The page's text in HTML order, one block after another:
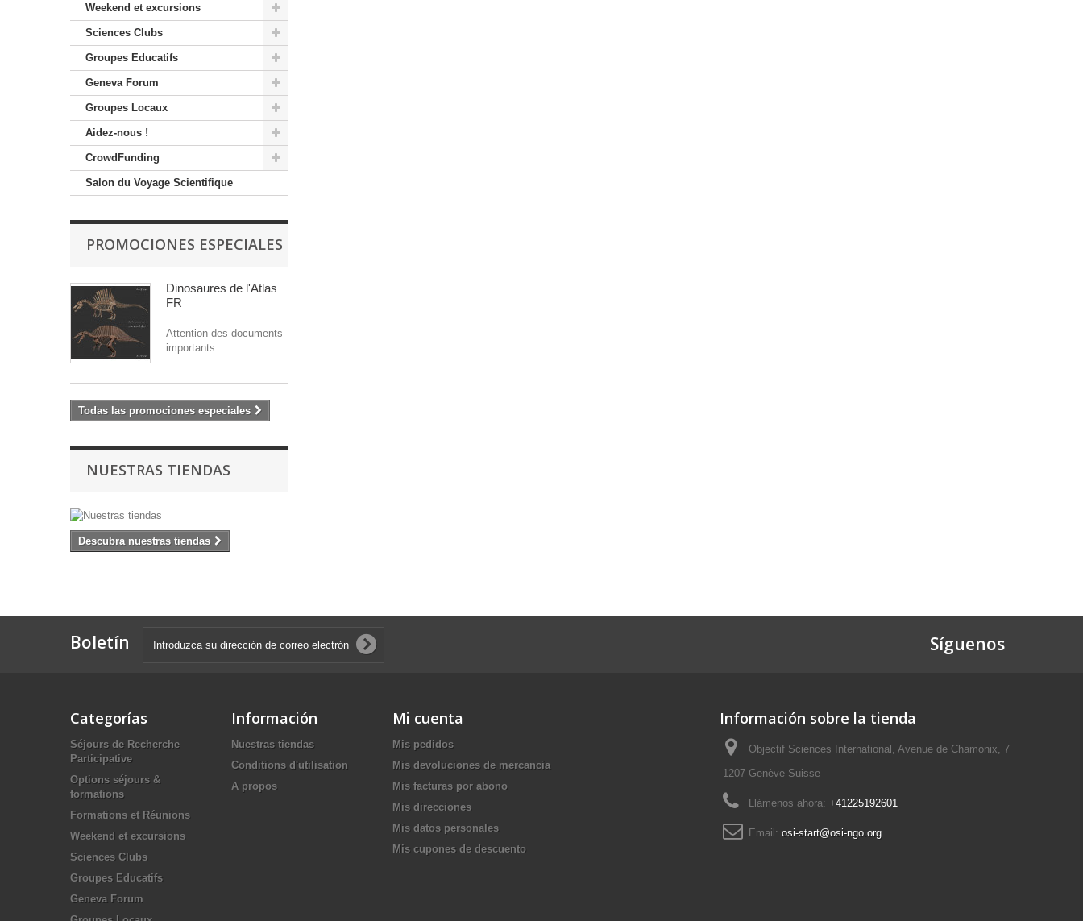
Weekend et excursions
Sciences Clubs
Groupes Educatifs
Geneva Forum
Groupes Locaux
Aidez-nous !
CrowdFunding
Salon du Voyage Scientifique
PROMOCIONES ESPECIALES
Dinosaures de l'Atlas
FR
Attention des documents
importants...
Todas las promociones especiales
NUESTRAS TIENDAS
Descubra nuestras tiendas
Boletín Síguenos
Categorías
Séjours de Recherche
Participative
Options séjours &
formations
Formations et Réunions
Weekend et excursions
Sciences Clubs
Groupes Educatifs
Geneva Forum
Información
Nuestras tiendas
Conditions d'utilisation
A propos
Mi cuenta
Mis pedidos
Mis devoluciones de mercancia
Mis facturas por abono
Mis direcciones
Mis datos personales
Mis cupones de descuento
Información sobre la tienda
Objectif Sciences International, Avenue de Chamonix, 7
1207 Genève Suisse
Llámenos ahora: +41225192601
Email: osi-start@osi-ngo.org